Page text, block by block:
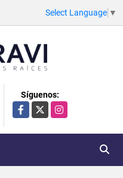
Select Language ▼
Síguenos:
Facebook
X Instagram